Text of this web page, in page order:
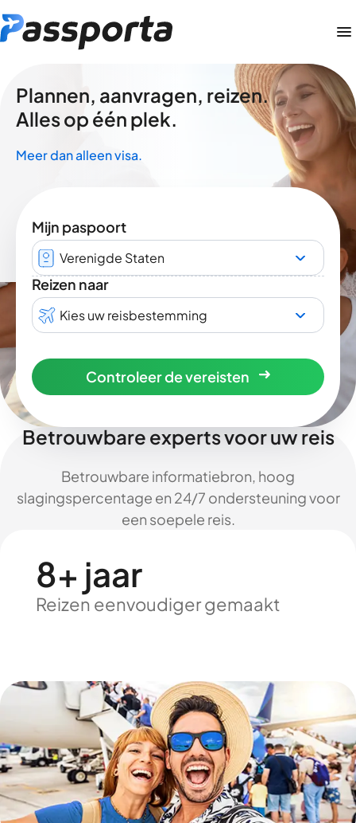
Plannen, aanvragen, reizen.
Alles op één plek.
Meer dan alleen visa.
Mijn paspoort
Verenigde Staten
Reizen naar
Kies uw reisbestemming
Controleer de vereisten
Betrouwbare experts voor uw reis
Betrouwbare informatiebron, hoog
slagingspercentage en 24/7 ondersteuning voor
een soepele reis.
8+ jaar
Reizen eenvoudiger gemaakt